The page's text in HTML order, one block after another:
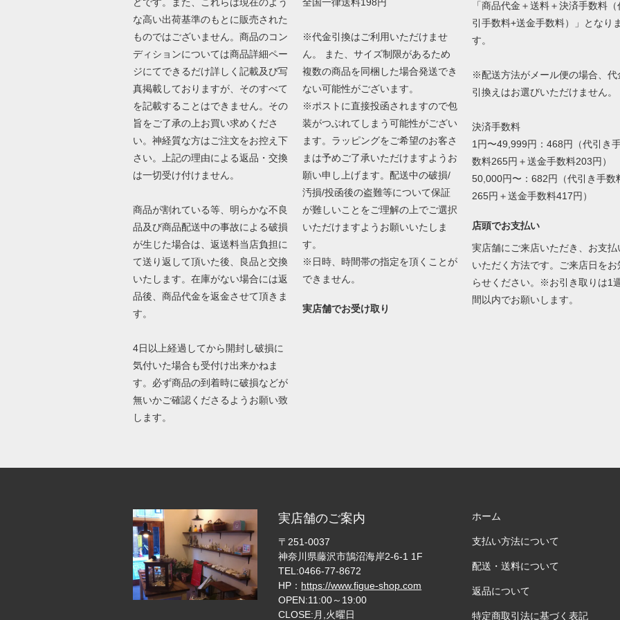
な高い出荷基準のもとに販売された
ものではございません。商品のコン
ディションについては商品詳細ペー
ジにてできるだけ詳しく記載及び写
真掲載しておりますが、そのすべて
を記載することはできません。その
旨をご了承の上お買い求めくださ
い。神経質な方はご注文をお控え下
さい。上記の理由による返品・交換
は一切受け付けません。
商品が割れている等、明らかな不良
品及び商品配送中の事故による破損
が生じた場合は、返送料当店負担に
て送り返して頂いた後、良品と交換
いたします。在庫がない場合には返
品後、商品代金を返金させて頂きま
す。
4日以上経過してから開封し破損に
気付いた場合も受付け出来かねま
す。必ず商品の到着時に破損などが
無いかご確認くださるようお願い致
します。
※代金引換はご利用いただけませ
ん。 また、サイズ制限があるため
複数の商品を同梱した場合発送でき
ない可能性がございます。
※ポストに直接投函されますので包
装がつぶれてしまう可能性がござい
ます。ラッピングをご希望のお客さ
まは予めご了承いただけますようお
願い申し上げます。配送中の破損/
汚損/投函後の盗難等について保証
が難しいことをご理解の上でご選択
いただけますようお願いいたしま
す。
※日時、時間帯の指定を頂くことが
できません。
実店舗でお受け取り
「商品代金＋送料＋決済手数料（
引手数料+送金手数料）」となりま
す。
※配送方法がメール便の場合、代
引換えはお選びいただけません。
決済手数料
1円〜49,999円：468円（代引き
数料265円＋送金手数料203円）
50,000円〜：682円（代引き手数
265円＋送金手数料417円）
店頭でお支払い
実店舗にご来店いただき、お支払
いただく方法です。ご来店日をお
らせください。※お引き取りは1週
間以内でお願いします。
実店舗のご案内
〒251-0037
神奈川県藤沢市鵠沼海岸2-6-1 1F
TEL:0466-77-8672
HP： https://www.figue-shop.com
OPEN:11:00～19:00
CLOSE:月,火曜日
ホーム
支払い方法について
配送・送料について
返品について
特定商取引法に基づく表記